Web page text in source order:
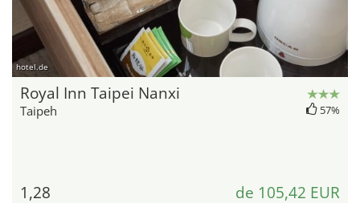
hotel.de
Royal Inn Taipei Nanxi
Taipeh 57%
1,28 de 105,42 EUR